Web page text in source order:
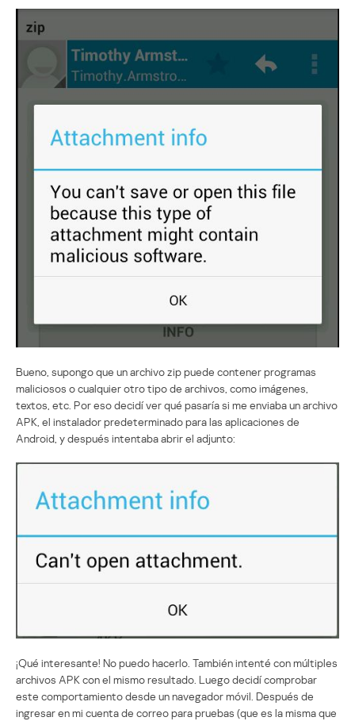
Bueno, supongo que un archivo zip puede contener programas
maliciosos o cualquier otro tipo de archivos, como imágenes,
textos, etc. Por eso decidí ver qué pasaría si me enviaba un archivo
APK, el instalador predeterminado para las aplicaciones de
Android, y después intentaba abrir el adjunto:
¡Qué interesante! No puedo hacerlo. También intenté con múltiples
archivos APK con el mismo resultado. Luego decidí comprobar
este comportamiento desde un navegador móvil. Después de
ingresar en mi cuenta de correo para pruebas (que es la misma que